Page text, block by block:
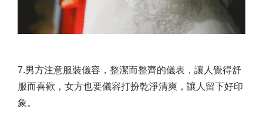
7.男方注意服裝儀容，整潔而整齊的儀表，讓人覺得舒
服而喜歡，女方也要儀容打扮乾淨清爽，讓人留下好印
象。